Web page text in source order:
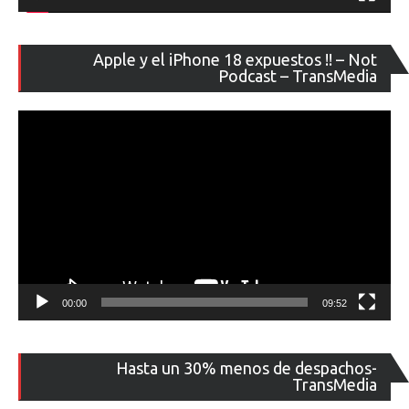
Apple y el iPhone 18 expuestos !! – Not
Podcast – TransMedia
de
00:00 09:52
Hasta un 30% menos de despachos-
TransMedia
de